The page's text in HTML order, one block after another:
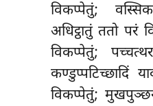
विकप्पेतुं;
अधिट्ठातुं ततो परं
विकप्पेतुं;
कण्डुप्पटिच्छादिं
विकप्पेतुं;